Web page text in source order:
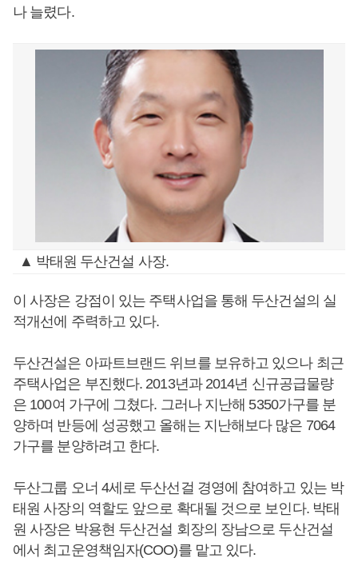
나 늘렸다.
▲ 박태원 두산건설 사장.
이 사장은 강점이 있는 주택사업을 통해 두산건설의 실
적개선에 주력하고 있다.
두산건설은 아파트브랜드 위브를 보유하고 있으나 최근
주택사업은 부진했다. 2013년과 2014년 신규공급물량
은 100여 가구에 그쳤다. 그러나 지난해 5350가구를 분
양하며 반등에 성공했고 올해는 지난해보다 많은 7064
가구를 분양하려고 한다.
두산그룹 오너 4세로 두산선걸 경영에 참여하고 있는 박
태원 사장의 역할도 앞으로 확대될 것으로 보인다. 박태
원 사장은 박용현 두산건설 회장의 장남으로 두산건설
에서 최고운영책임자(COO)를 맡고 있다.